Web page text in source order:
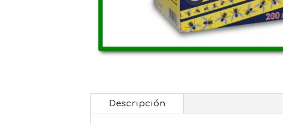
Descripción